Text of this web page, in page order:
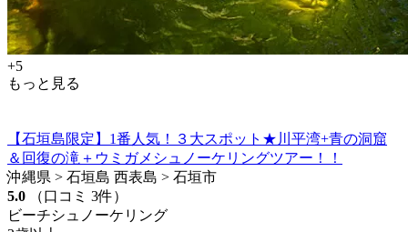
+5
もっと見る
【石垣島限定】1番人気！３大スポット★川平湾+青の洞窟
＆回復の滝＋ウミガメシュノーケリングツアー！！
沖縄県 > 石垣島 西表島 > 石垣市
5.0
（口コミ 3件）
ビーチシュノーケリング